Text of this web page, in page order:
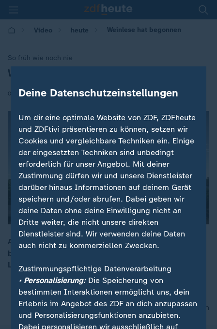
Video heute Weinlese hat begonnen
So früh wie noch nie
:
Weinlese hat begonnen
06.08.2018 | 10:46
Am Montag hat in Rheinland-Pfalz die Weinlese
begonnen – so früh wie noch nie. Gestartet wurde in
Lörzweiler in Rheinhessen mit der Federweißerlese.
nach oben
Deine Datenschutzeinstellungen
Um dir eine optimale Website von ZDF, ZDFheute
und ZDFtivi präsentieren zu können, setzen wir
Cookies und vergleichbare Techniken ein. Einige
der eingesetzten Techniken sind unbedingt
erforderlich für unser Angebot. Mit deiner
Zustimmung dürfen wir und unsere Dienstleister
darüber hinaus Informationen auf deinem Gerät
speichern und/oder abrufen. Dabei geben wir
deine Daten ohne deine Einwilligung nicht an
Dritte weiter, die nicht unsere direkten
Dienstleister sind. Wir verwenden deine Daten
auch nicht zu kommerziellen Zwecken.
Zustimmungspflichtige Datenverarbeitung
• Personalisierung:Die Speicherung von
bestimmten Interaktionen ermöglicht uns, dein
Erlebnis im Angebot des ZDF an dich anzupassen
und Personalisierungsfunktionen anzubieten.
Dabei personalisieren wir ausschließlich auf